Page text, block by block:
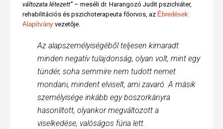
változata létezett” – meséli dr. Harangozó Judit pszichiáter,
rehabilitációs és pszichoterapeuta főorvos, az Ébredések
Alapítvány vezetője.
Az alapszemélyiségéből teljesen kimaradt
minden negatív tulajdonság, olyan volt, mint egy
tündér, soha semmire nem tudott nemet
mondani, mindent elviselt, ami zavaró. A másik
személyisége inkább egy boszorkányra
hasonlított, olyankor megváltozott a
viselkedése, valóságos fúria lett.